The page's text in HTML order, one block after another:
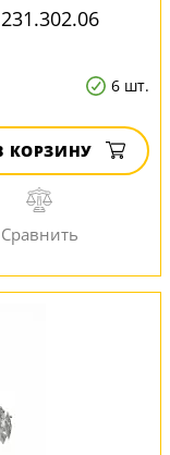
6 шт.
КОРЗИНУ